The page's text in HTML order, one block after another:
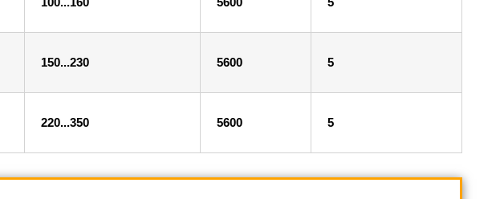
150...230 5600 5
220...350 5600 5